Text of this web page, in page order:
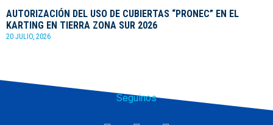
AUTORIZACIÓN DEL USO DE CUBIERTAS “PRONEC” EN EL
KARTING EN TIERRA ZONA SUR 2026
20 JULIO, 2026
Seguinos